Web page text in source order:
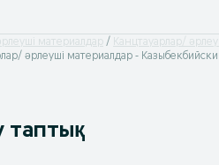
материалдар Канцтауарлар/
əрлеуші материалдар -
таптық